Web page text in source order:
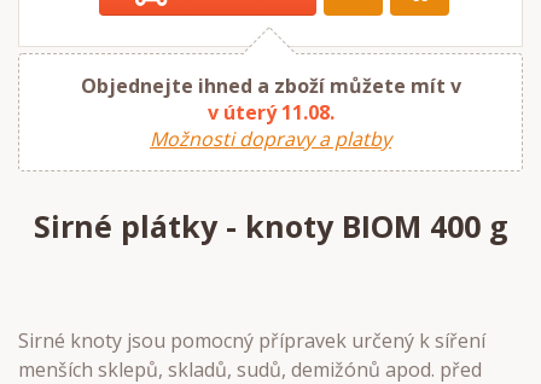
Objednejte ihned a zboží můžete mít v
v úterý 11.08.
Možnosti dopravy a platby
Sirné plátky - knoty BIOM 400 g
Sirné knoty jsou pomocný přípravek určený k síření
menších sklepů, skladů, sudů, demižónů apod. před